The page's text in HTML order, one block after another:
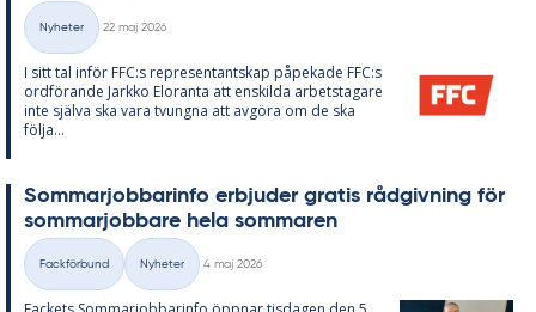
Kategorier
Nyheter
22 maj 2026
I sitt tal in­för FFC:s re­pre­sen­tant­skap på­pe­ka­de FFC:s
ord­fö­ran­de Jark­ko Elo­ran­ta att en­skil­da ar­bets­ta­ga­re
inte själva ska vara tvung­na att av­gö­ra om de ska
följa...
Som­mar­job­ba­rin­fo er­bju­der gra­tis råd­giv­ning för
som­mar­job­ba­re hela som­ma­ren
Kategorier
Fackförbund Nyheter
4 maj 2026